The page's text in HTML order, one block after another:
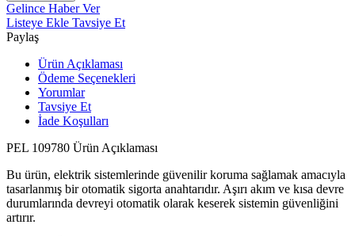
Gelince Haber Ver
Listeye Ekle Tavsiye Et
Paylaş
Ürün Açıklaması
Ödeme Seçenekleri
Yorumlar
Tavsiye Et
İade Koşulları
PEL 109780 Ürün Açıklaması
Bu ürün, elektrik sistemlerinde güvenilir koruma sağlamak amacıyla
tasarlanmış bir otomatik sigorta anahtarıdır. Aşırı akım ve kısa devre
durumlarında devreyi otomatik olarak keserek sistemin güvenliğini
artırır.